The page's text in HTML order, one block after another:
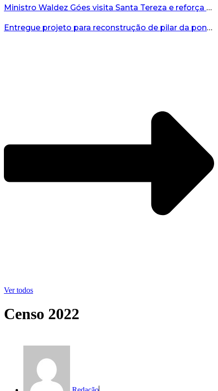
Ministro Waldez Góes visita Santa Tereza e reforça apoio federal à reconstrução do município...
Entregue projeto para reconstrução de pilar da ponte entre Encantado e Muçum...
Ver todos
Censo 2022